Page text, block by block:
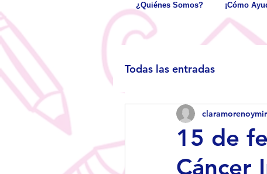
¿Quiénes Somos? ¡Cómo
Todas las entradas
15 de
Cáncer